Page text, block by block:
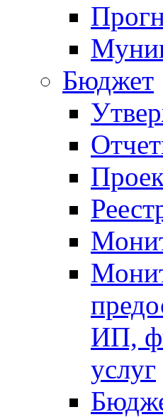
Бюджет
ИП,
услуг